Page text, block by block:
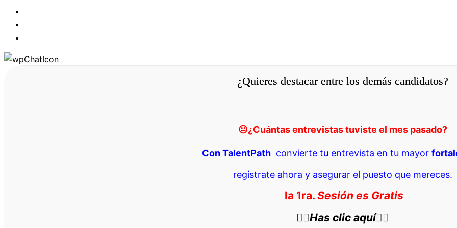
¿Quieres destacar entre los demás candidatos?
😐¿Cuántas entrevistas tuviste el mes pasado?
Con TalentPath convierte tu entrevista en tu mayor
registrate ahora y asegurar el puesto que mereces.
la 1ra. Sesión es Gratis
👇🏼Has clic aquí👇🏼